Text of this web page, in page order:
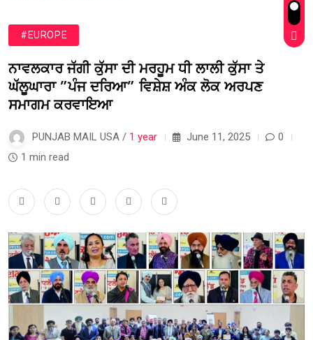
#EUROPE
ਨਾਵਲਕਾਰ ਜੱਗੀ ਕੁੱਸਾ ਦੀ ਮਰਹੂਮ ਧੀ ਲਾਲੀ ਕੁੱਸਾ ਤੇ
ਘੱਲੂਘਾਰਾ ”ਪੰਜ ਦਰਿਆ” ਵਿਸ਼ੇਸ਼ ਅੰਕ ਲੋਕ ਅਰਪਣ
ਸਮਾਗਮ ਕਰਵਾਇਆ
PUNJAB MAIL USA / 1 year June 11, 2025
0
1 min read